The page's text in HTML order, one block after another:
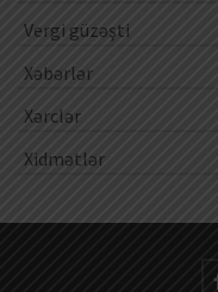
Vergi güzəşti
Xəbərlər
Xərclər
Xidmətlər